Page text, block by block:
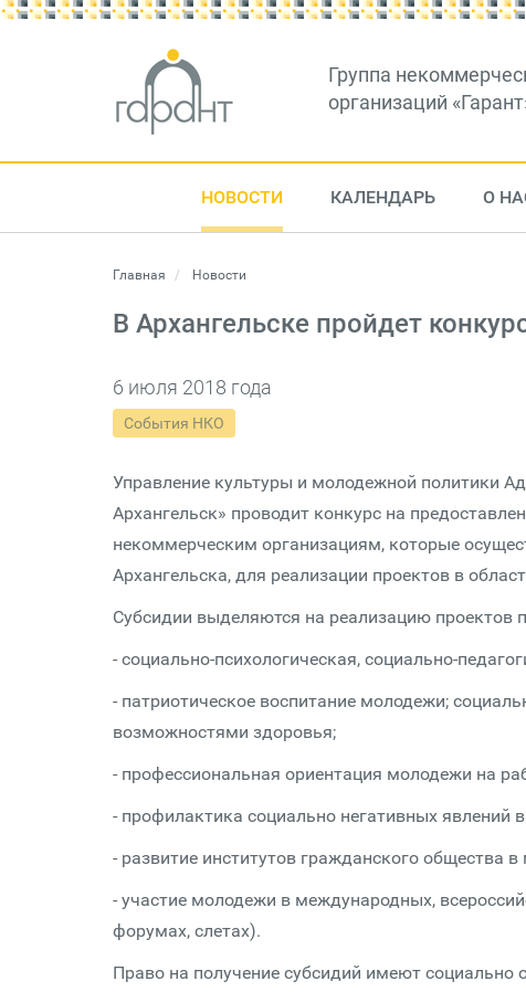
Группа
организаций
НОВОСТИ КАЛЕНДАРЬ О
Главная Новости
В Архангельске пройдет
6 июля 2018 года
События НКО
Управление культуры и молодежной политики
Архангельск» проводит конкурс на
некоммерческим организациям, которые
Архангельска, для реализации проектов в
Субсидии выделяются на реализацию проектов
- социально-психологическая, социально-
- патриотическое воспитание молодежи;
возможностями здоровья;
- профессиональная ориентация молодежи на
- профилактика социально негативных явлений
- развитие институтов гражданского общества
- участие молодежи в международных,
форумах, слетах).
Право на получение субсидий имеют социально